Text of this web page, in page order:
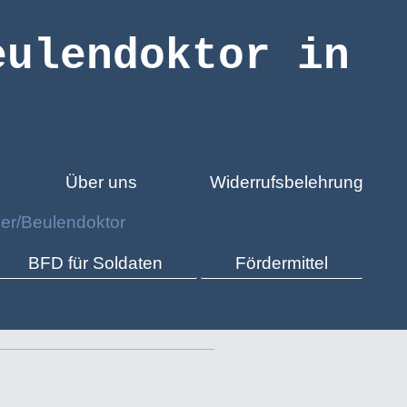
in
Über uns Widerrufsbelehrung
Beulendoktor
BFD für Soldaten Fördermittel